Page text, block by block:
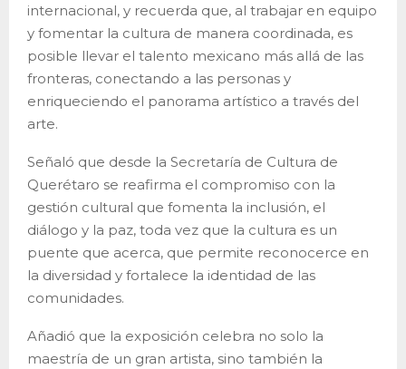
internacional, y recuerda que, al trabajar en equipo
y fomentar la cultura de manera coordinada, es
posible llevar el talento mexicano más allá de las
fronteras, conectando a las personas y
enriqueciendo el panorama artístico a través del
arte.
Señaló que desde la Secretaría de Cultura de
Querétaro se reafirma el compromiso con la
gestión cultural que fomenta la inclusión, el
diálogo y la paz, toda vez que la cultura es un
puente que acerca, que permite reconocerce en
la diversidad y fortalece la identidad de las
comunidades.
Añadió que la exposición celebra no solo la
maestría de un gran artista, sino también la